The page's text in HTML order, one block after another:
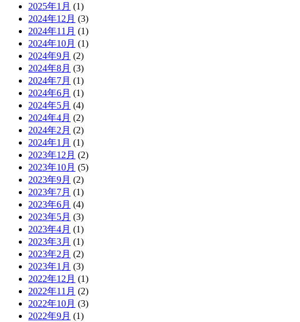
2025年1月 (1)
2024年12月 (3)
2024年11月 (1)
2024年10月 (1)
2024年9月 (2)
2024年8月 (3)
2024年7月 (1)
2024年6月 (1)
2024年5月 (4)
2024年4月 (2)
2024年2月 (2)
2024年1月 (1)
2023年12月 (2)
2023年10月 (5)
2023年9月 (2)
2023年7月 (1)
2023年6月 (4)
2023年5月 (3)
2023年4月 (1)
2023年3月 (1)
2023年2月 (2)
2023年1月 (3)
2022年12月 (1)
2022年11月 (2)
2022年10月 (3)
2022年9月 (1)